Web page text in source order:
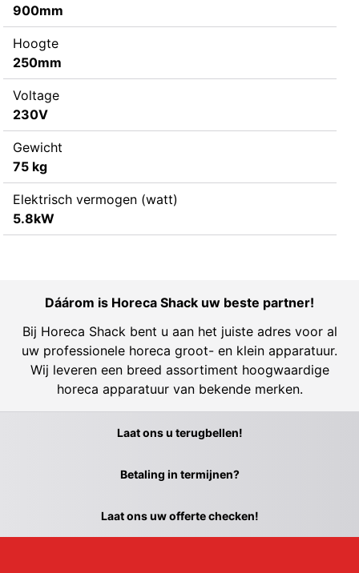
900mm
Hoogte
250mm
Voltage
230V
Gewicht
75 kg
Elektrisch vermogen (watt)
5.8kW
Dáárom is Horeca Shack uw beste partner!
Bij Horeca Shack bent u aan het juiste adres voor al
uw professionele horeca groot- en klein apparatuur.
Wij leveren een breed assortiment hoogwaardige
horeca apparatuur van bekende merken.
Laat ons u terugbellen!
Betaling in termijnen?
Laat ons uw offerte checken!